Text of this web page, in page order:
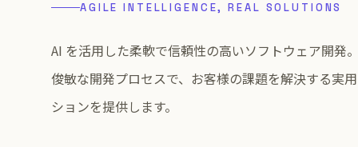
AGILE INTELLIGENCE, REAL SOLUTIONS
AI を活用した柔軟で信頼性の高いソフトウェア開発
俊敏な開発プロセスで、お客様の課題を解決する実
ションを提供します。